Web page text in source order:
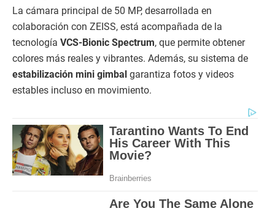
La cámara principal de 50 MP, desarrollada en
colaboración con ZEISS, está acompañada de la
tecnología VCS-Bionic Spectrum, que permite obtener
colores más reales y vibrantes. Además, su sistema de
estabilización mini gimbal garantiza fotos y videos
estables incluso en movimiento.